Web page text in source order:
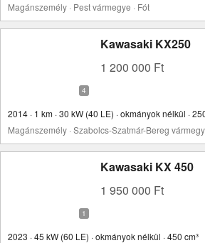
Magánszemély · Pest vármegye · Fót
Kawasaki KX250
1 200 000 Ft
2014 · 1 km · 30 kW (40 LE) · okmányok nélkül ·
Magánszemély · Szabolcs-Szatmár-Bereg
Kawasaki KX 450
1 950 000 Ft
2023 · 45 kW (60 LE) · okmányok nélkül · 450 cm³